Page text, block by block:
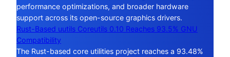
performance optimizations, and broader hardware
support across its open-source graphics drivers.
Rust-Based uutils Coreutils 0.10 Reaches 93.5% GNU
Compatibility
The Rust-based core utilities project reaches a 93.48%